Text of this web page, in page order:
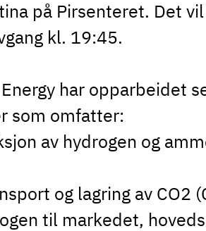
på Pirsenteret. Det
kl. 19:45.
Energy har opparbeidet
som omfatter:
av hydrogen og
og lagring av CO2
til markedet,